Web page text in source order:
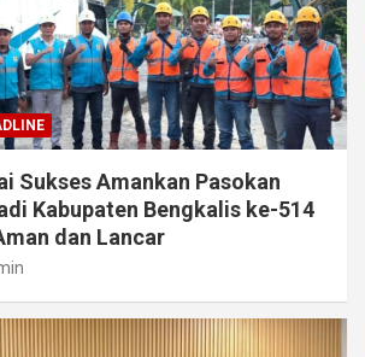
Sukses Amankan Pasokan
Kabupaten Bengkalis ke-514
dan Lancar